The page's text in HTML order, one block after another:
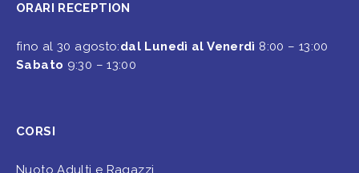
ORARI RECEPTION
fino al 30 agosto:dal Lunedì al Venerdì 8:00 – 13:00
Sabato 9:30 – 13:00
CORSI
Nuoto Adulti e Ragazzi